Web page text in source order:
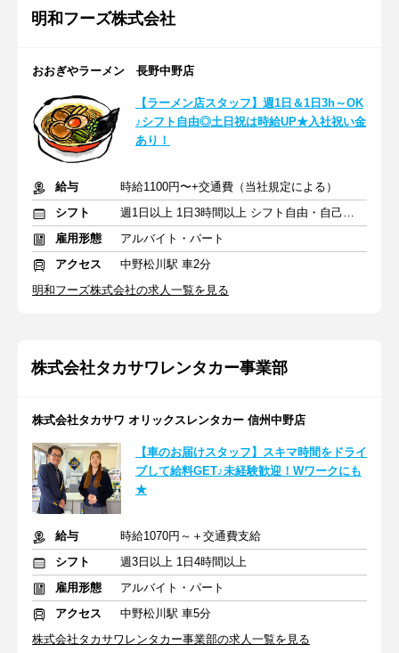
明和フーズ株式会社
おおぎやラーメン 長野中野店
【ラーメン店スタッフ】週1日＆1日3h～OK
♪シフト自由◎土日祝は時給UP★入社祝い金
あり！
給与
時給1100円〜+交通費（当社規定による）
シフト
週1日以上 1日3時間以上 シフト自由・自己申告
雇用形態
アルバイト・パート
アクセス
中野松川駅 車2分
明和フーズ株式会社の求人一覧を見る
株式会社タカサワレンタカー事業部
株式会社タカサワ オリックスレンタカー 信州中野店
【車のお届けスタッフ】スキマ時間をドライ
ブして給料GET♪未経験歓迎！Wワークにも
★
給与
時給1070円～＋交通費支給
シフト
週3日以上 1日4時間以上
雇用形態
アルバイト・パート
アクセス
中野松川駅 車5分
株式会社タカサワレンタカー事業部の求人一覧を見る